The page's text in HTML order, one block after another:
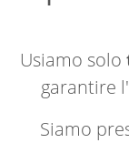
Usiamo solo
garantire
Siamo